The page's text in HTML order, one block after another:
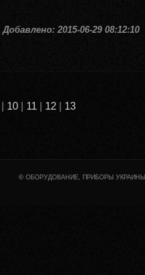
| Добавлено: 2015-06-29 08:12:10
10| 11 | 12| 13
© ОБОРУДОВАНИЕ, ПРИБОРЫ УКРАИНЫ